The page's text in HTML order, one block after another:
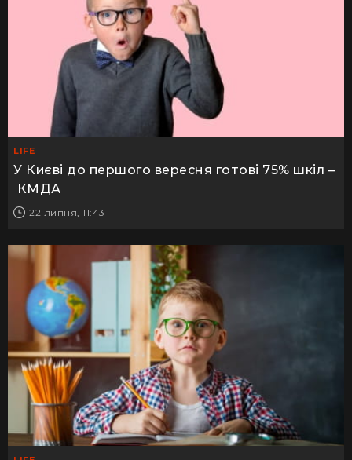
LIFE
У Києві до першого вересня готові 75% шкіл –
КМДА
22 липня, 11:43